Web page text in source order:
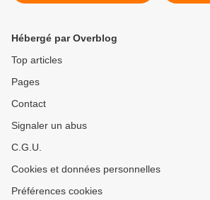
Hébergé par Overblog
Top articles
Pages
Contact
Signaler un abus
C.G.U.
Cookies et données personnelles
Préférences cookies